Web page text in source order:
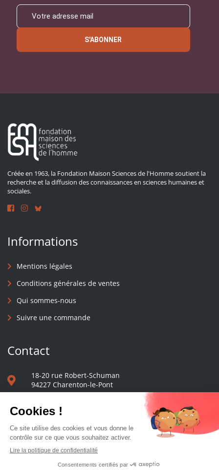
S'ABONNER
Créée en 1963, la Fondation Maison Sciences de l'Homme soutient la
recherche et la diffusion des connaissances en sciences humaines et
sociales.
Informations
Mentions légales
Conditions générales de ventes
Qui sommes-nous
Suivre une commande
Contact
18-20 rue Robert-Schuman
94227 Charenton-le-Pont